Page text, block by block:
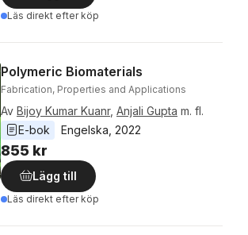
Läs direkt efter köp
Polymeric Biomaterials
Fabrication, Properties and Applications
Av Bijoy Kumar Kuanr, Anjali Gupta m. fl.
E-bok
Engelska 2022
855 kr
Lägg till
Läs direkt efter köp